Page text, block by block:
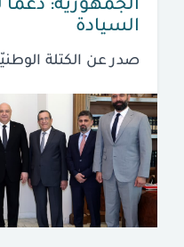
الجمهوريّة: دعمًا
السيادة
صدر عن الكتلة